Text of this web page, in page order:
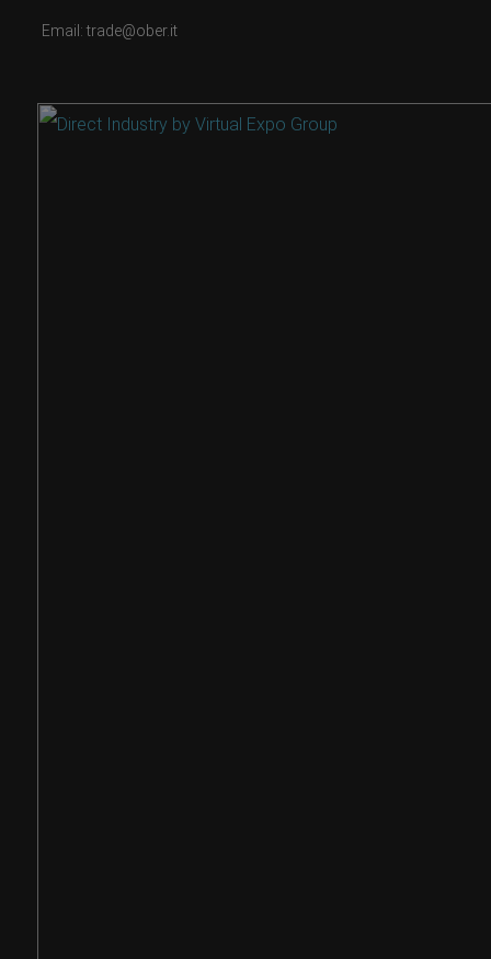
Email: trade@ober.it